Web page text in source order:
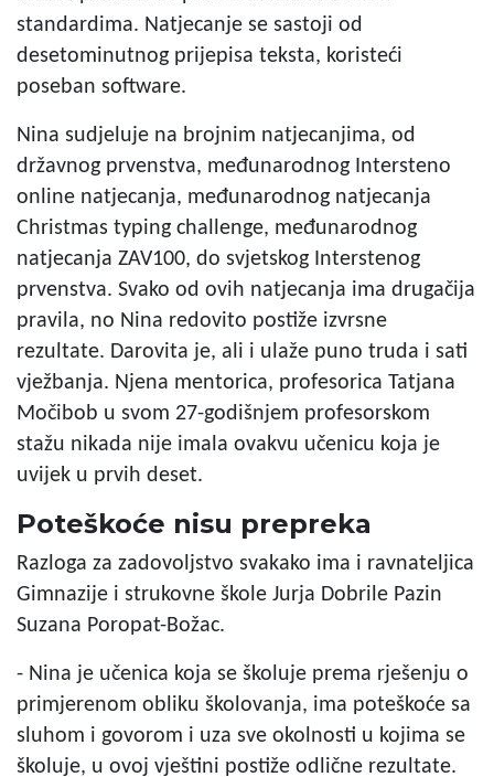
standardima. Natjecanje se sastoji od
desetominutnog prijepisa teksta, koristeći
poseban software.
Nina sudjeluje na brojnim natjecanjima, od
državnog prvenstva, međunarodnog Intersteno
online natjecanja, međunarodnog natjecanja
Christmas typing challenge, međunarodnog
natjecanja ZAV100, do svjetskog Interstenog
prvenstva. Svako od ovih natjecanja ima drugačija
pravila, no Nina redovito postiže izvrsne
rezultate. Darovita je, ali i ulaže puno truda i sati
vježbanja. Njena mentorica, profesorica Tatjana
Močibob u svom 27-godišnjem profesorskom
stažu nikada nije imala ovakvu učenicu koja je
uvijek u prvih deset.
Poteškoće nisu prepreka
Razloga za zadovoljstvo svakako ima i ravnateljica
Gimnazije i strukovne škole Jurja Dobrile Pazin
Suzana Poropat-Božac.
- Nina je učenica koja se školuje prema rješenju o
primjerenom obliku školovanja, ima poteškoće sa
sluhom i govorom i uza sve okolnosti u kojima se
školuje, u ovoj vještini postiže odlične rezultate.